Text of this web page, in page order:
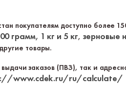
покупателям доступно более
грамм, 1 кг и 5 кг, зерновые
товары.
заказов (ПВЗ), так и
www.cdek.ru/ru/calculate/